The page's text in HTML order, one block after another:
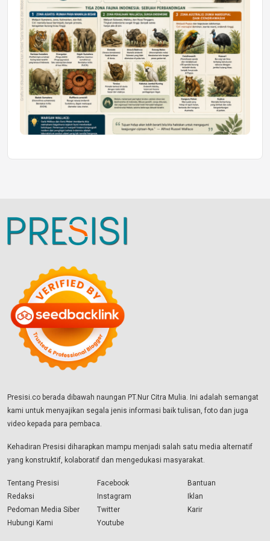
Presisi.co berada dibawah naungan PT.Nur Citra Mulia. Ini adalah semangat
kami untuk menyajikan segala jenis informasi baik tulisan, foto dan juga
video kepada para pembaca.
Kehadiran Presisi diharapkan mampu menjadi salah satu media alternatif
yang konstruktif, kolaboratif dan mengedukasi masyarakat.
Tentang Presisi
Redaksi
Pedoman Media Siber
Hubungi Kami
Facebook
Instagram
Twitter
Youtube
Bantuan
Iklan
Karir